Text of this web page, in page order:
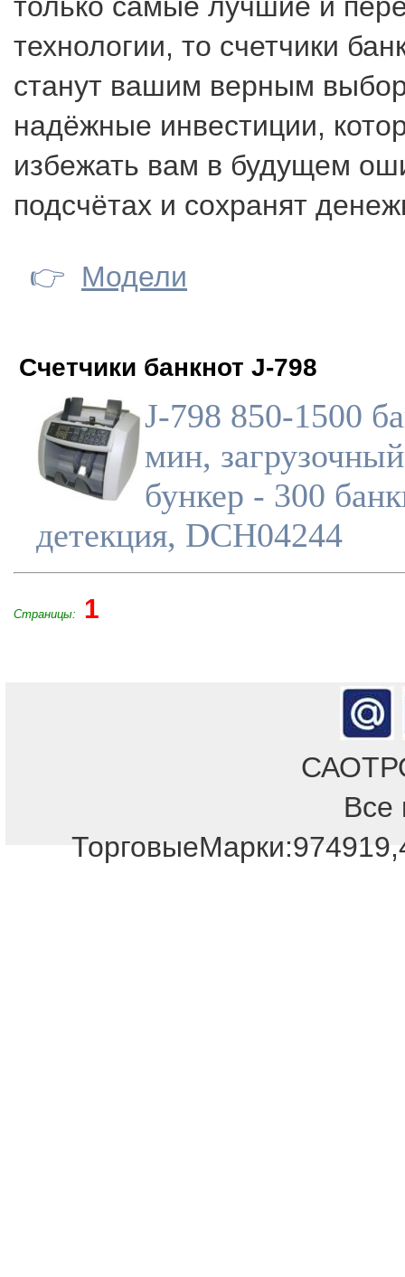
только самые лучшие и
технологии, то счетчики
станут вашим верным
надёжные инвестиции,
избежать вам в будущем
подсчётах и сохранят
👉 Модели
Счетчики банкнот J-798
J-798 850-1500
мин, загрузочный
бункер - 300
детекция, DCH04244
Страницы: 1
Все